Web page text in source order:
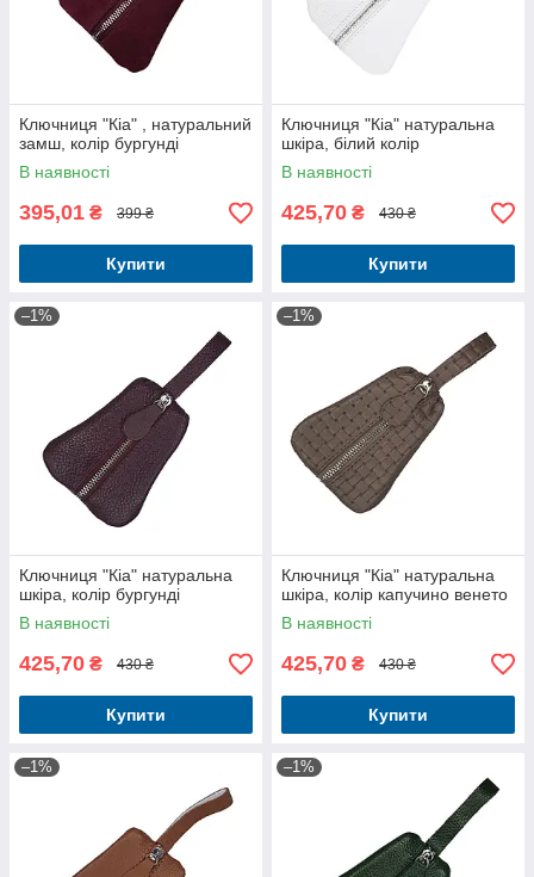
Ключниця "Кіа" , натуральний
замш, колір бургунді
В наявності
395,01 ₴ 399 ₴
Купити
Ключниця "Кіа" натуральна
шкіра, білий колір
В наявності
425,70 ₴ 430 ₴
Купити
–1%
Ключниця "Кіа" натуральна
шкіра, колір бургунді
В наявності
425,70 ₴ 430 ₴
Купити
–1%
Ключниця "Кіа" натуральна
шкіра, колір капучино венето
В наявності
425,70 ₴ 430 ₴
Купити
–1% –1%